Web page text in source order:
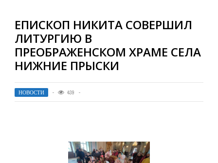
ЕПИСКОП НИКИТА СОВЕРШИЛ
ЛИТУРГИЮ В
ПРЕОБРАЖЕНСКОМ ХРАМЕ СЕЛА
НИЖНИЕ ПРЫСКИ
НОВОСТИ 439